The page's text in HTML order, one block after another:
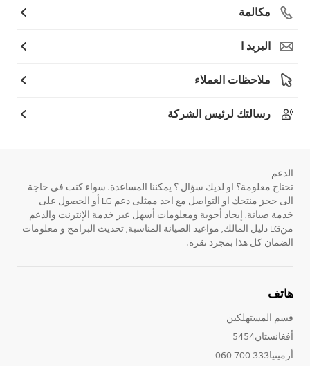
مكالمة
البريد ا
ملاحظات العملاء
رسالتك لرئيس الشركة
الدعم
تحتاج معلومة؟ او لديك سؤال ؟ يمكننا المساعدة. سواء كنت فى حاجة
الى حجز منتجك او التواصل مع احد ممثلى دعم LG أو الحصول على
خدمة صيانة. إيجاد أجوبة ومعلومات أسهل عبر خدمة الإنترنت والدعم
منLG دليل المالك, مواعيد الصيانة المناسبة, تحديث البرامج و معلومات
الضمان كل هذا بمجرد نقرة.
هاتف
قسم المستهلكين
أفغانستان5454
أرمينيا333 700 060